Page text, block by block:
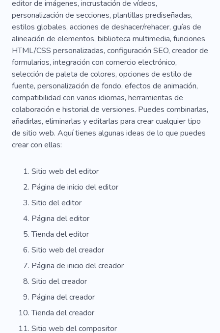
Ciencias Económicas
Consultoría
Dinero
Ventas
Informar
Expectativa
Tiempo Parcial
Servicios Profesionales
Asequible
Proveedor
Trabajo Rapido
Éxito
Pensión Solución
Planificación
Seguridad
Visa
editor de imágenes, incrustación de vídeos,
personalización de secciones, plantillas prediseñadas,
estilos globales, acciones de deshacer/rehacer, guías de
alineación de elementos, biblioteca multimedia, funciones
HTML/CSS personalizadas, configuración SEO, creador de
formularios, integración con comercio electrónico,
selección de paleta de colores, opciones de estilo de
fuente, personalización de fondo, efectos de animación,
compatibilidad con varios idiomas, herramientas de
colaboración e historial de versiones. Puedes combinarlas,
añadirlas, eliminarlas y editarlas para crear cualquier tipo
de sitio web. Aquí tienes algunas ideas de lo que puedes
crear con ellas:
Sitio web del editor
Página de inicio del editor
Sitio del editor
Página del editor
Tienda del editor
Sitio web del creador
Página de inicio del creador
Sitio del creador
Página del creador
Tienda del creador
Sitio web del compositor